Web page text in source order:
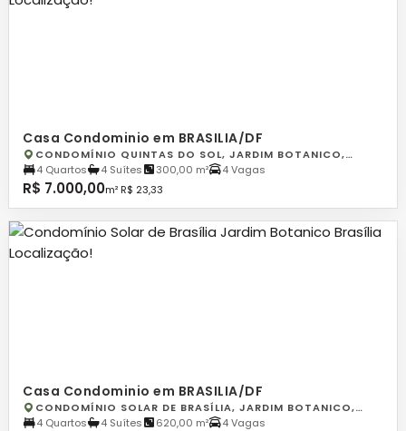
Casa Condominio em BRASILIA/DF
CONDOMÍNIO QUINTAS DO SOL, JARDIM BOTANICO,
BRASILIA
4 Quartos 4 Suítes 300,00 m² 4 Vagas
R$ 7.000,00m² R$ 23,33
Casa Condominio em BRASILIA/DF
CONDOMÍNIO SOLAR DE BRASÍLIA, JARDIM BOTANICO,
BRASILIA
4 Quartos 4 Suítes 620,00 m² 4 Vagas